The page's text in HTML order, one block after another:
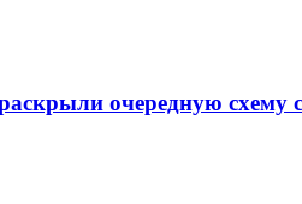
очередную